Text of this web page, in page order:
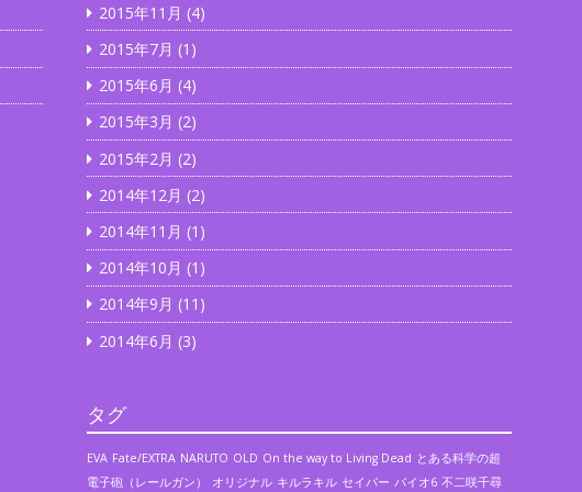
2015年11月 (4)
2015年7月 (1)
2015年6月 (4)
2015年3月 (2)
2015年2月 (2)
2014年12月 (2)
2014年11月 (1)
2014年10月 (1)
2014年9月 (11)
2014年6月 (3)
タグ
EVA Fate/EXTRA NARUTO OLD On the way to Living Dead とある科学の超
電子砲（レールガン）
オリジナル キルラキル セイバー バイオ6 不二咲千尋